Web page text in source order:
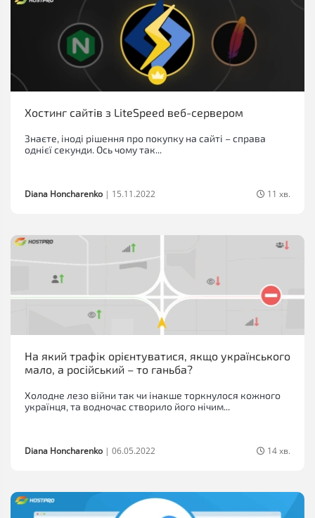
Хостинг сайтів з LiteSpeed веб-сервером
Знаєте, іноді рішення про покупку на сайті – справа
однієї секунди. Ось чому так...
Diana Honcharenko | 15.11.2022 11 хв.
На який трафік орієнтуватися, якщо українського
мало, а російський – то ганьба?
Холодне лезо війни так чи інакше торкнулося кожного
українця, та водночас створило його нічим...
Diana Honcharenko | 06.05.2022 14 хв.